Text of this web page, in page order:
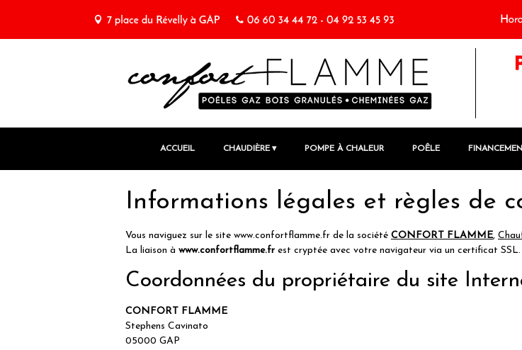
ACCUEIL CHAUDIÈRE POMPE À CHALEUR POÊLE
Informations légales et règles de
Vous naviguez sur le site www.confortflamme.fr de la société CONFORT FLAMME,
La liaison à www.confortflamme.fr est cryptée avec votre navigateur via un certificat SSL.
Coordonnées du propriétaire du site
CONFORT FLAMME
Stephens Cavinato
05000 GAP